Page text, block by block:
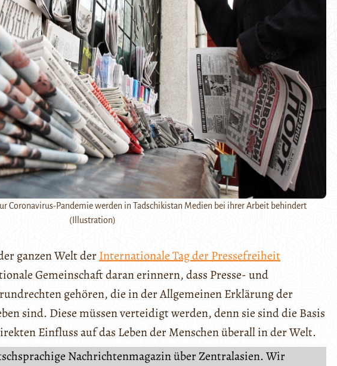
Coronavirus-Pandemie werden in Tadschikistan Medien bei ihrer Arbeit behindert
(Illustration)
ganzen Welt derInternationale Tag der Pressefreiheit
Gemeinschaft daran erinnern, dass Presse- und
gehören, die in der Allgemeinen Erklärung der
sind. Diese müssen verteidigt werden, denn sie sind die Basis
Einfluss auf das Leben der Menschen überall in der Welt.
Nachrichtenmagazin über Zentralasien. Wir